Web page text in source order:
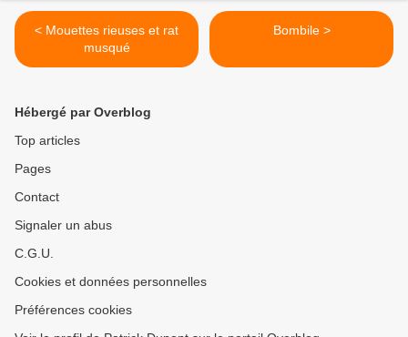
< Mouettes rieuses et rat
musqué
Bombile >
Hébergé par Overblog
Top articles
Pages
Contact
Signaler un abus
C.G.U.
Cookies et données personnelles
Préférences cookies